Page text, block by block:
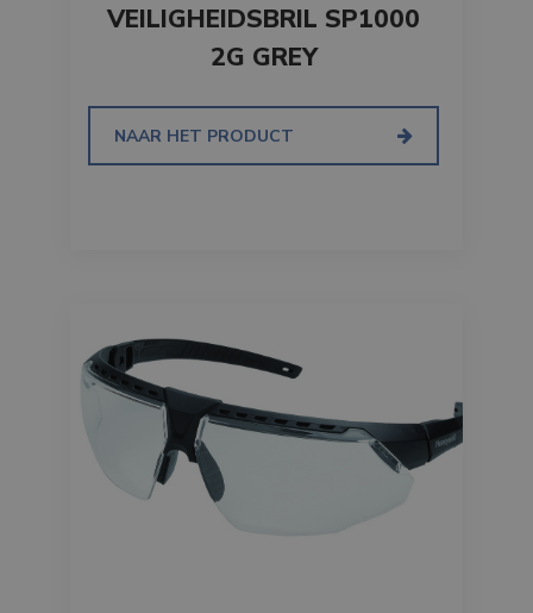
VEILIGHEIDSBRIL SP1000
2G GREY
NAAR HET PRODUCT